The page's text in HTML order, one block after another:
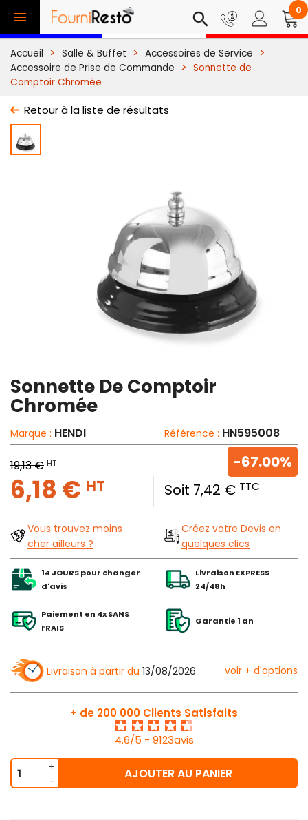
 search 0
Accueil Salle & Buffet
Accessoires de Service
Accessoire de Prise de Commande
Sonnette de
Comptoir Chromée
Retour à la liste de résultats
Sonnette De Comptoir
Chromée
Marque : HENDI Référence : HN595008
19,13 € HT
6,18 € HT Soit 7,42 € TTC
-67.00%
Vous trouvez moins
cher ailleurs ?
Créez votre Devis en
quelques clics
14 JOURS pour changer
d'avis
Livraison EXPRESS
24/48h
Paiement en 4x SANS
FRAIS
Garantie 1 an
Livraison à partir du 13/08/2026 voir + d'options
+ de 200 000 Clients Satisfaits
4.6/5 - 9123avis
AJOUTER AU PANIER